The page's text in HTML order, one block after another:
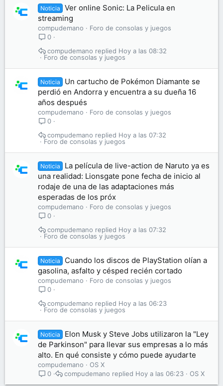
Noticia
Ver online Sonic: La Pelicula en
streaming
compudemano
Foro de consolas y juegos
0
Foro de consolas y juegos
Hoy a las 08:32
compudemano
Noticia
Un cartucho de Pokémon Diamante se
perdió en Andorra y encuentra a su dueña 16
años después
compudemano
Foro de consolas y juegos
0
Foro de consolas y juegos
Hoy a las 07:32
compudemano
Noticia
La película de live-action de Naruto ya es
una realidad: Lionsgate pone fecha de inicio al
rodaje de una de las adaptaciones más
esperadas de los próx
compudemano
Foro de consolas y juegos
0
Foro de consolas y juegos
Hoy a las 07:32
compudemano
Noticia
Cuando los discos de PlayStation olían a
gasolina, asfalto y césped recién cortado
compudemano
Foro de consolas y juegos
0
Foro de consolas y juegos
Hoy a las 06:23
compudemano
Noticia
Elon Musk y Steve Jobs utilizaron la "Ley
de Parkinson" para llevar sus empresas a lo más
alto. En qué consiste y cómo puede ayudarte
compudemano
OS X
0
OS X
Hoy a las 06:23
compudemano